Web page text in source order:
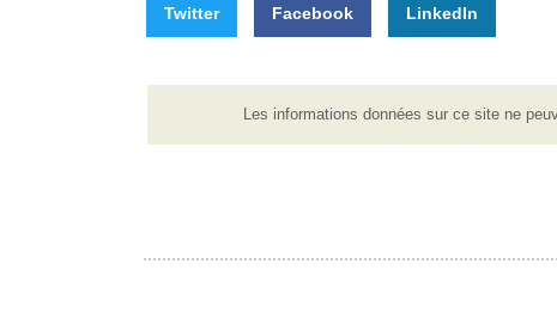
Twitter Facebook LinkedIn
Les informations données sur ce site ne